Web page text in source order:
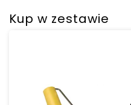
Kup w zestawie